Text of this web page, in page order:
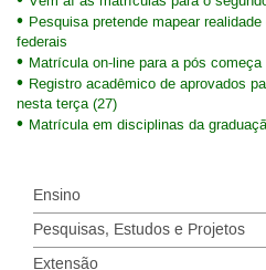
Pesquisa pretende mapear
federais
Matrícula on-line para a pós
Registro acadêmico de aprovados
nesta terça (27)
Matrícula em disciplinas da
Ensino
Pesquisas, Estudos e Projetos
Extensão